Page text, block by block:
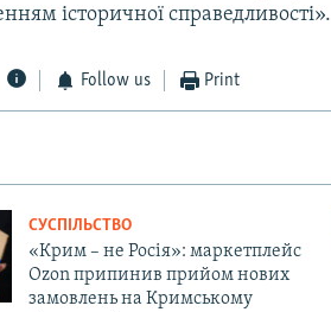
історичної справедливості».
Follow us Print
СУСПІЛЬСТВО
«Крим – не Росія»: маркетплейс
Ozon припинив прийом нових
замовлень на Кримському